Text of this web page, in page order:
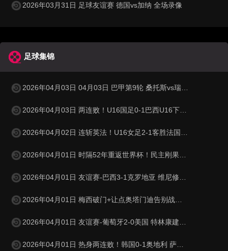
2026年03月31日 足球友谊赛 德国vs加纳 全场录像
足球集锦
2026年04月03日 04月03日 巴甲第9轮 桑托斯vs瑞模贝雷 进球视频
2026年04月03日 两连败！U16国足0-1巴西U16下轮将战科特迪瓦 李家进超远吊射造险
2026年04月02日 连斩英法！U16女足2-1客胜法国 周瑾彤任意球世界波何风清扬建功
2026年04月01日 时隔52年重返世界杯！民主刚果加时1-0牙买加 图安泽贝制胜
2026年04月01日 友谊赛-巴西3-1克罗地亚 维尼修斯送助攻恩德里克造点+助攻
2026年04月01日 梅西破门+让点奥塔门迪告别战点射 阿根廷5-0赞比亚3月友谊赛两胜
2026年04月01日 友谊赛-葡萄牙2-0美国 特林康建功菲利克斯破门B费助攻双响
2026年04月01日 热身两连败！韩国0-1奥地利 萨比策制胜孙兴慜金玟哉失良机